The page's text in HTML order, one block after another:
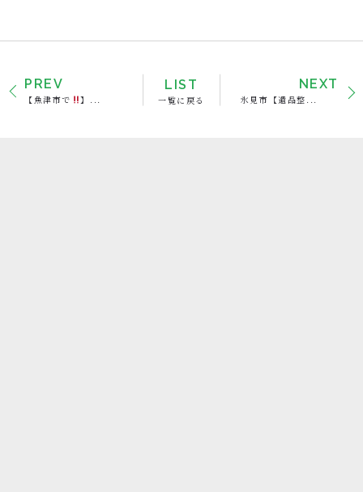
PREV
【魚津市で 】...
LIST
一覧に戻る
NEXT
氷見市【遺品整...